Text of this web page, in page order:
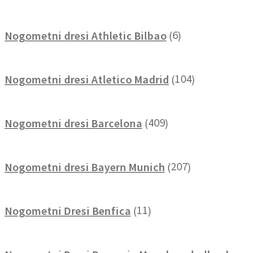
Nogometni dresi Athletic Bilbao 6izdelkov
Nogometni dresi Atletico Madrid 104izdelki
Nogometni dresi Barcelona 409izdelkov
Nogometni dresi Bayern Munich 207izdelkov
Nogometni Dresi Benfica 11izdelkov